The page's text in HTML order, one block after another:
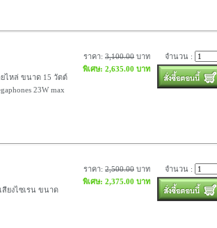
ยไหล่ ขนาด 15 วัตต์
23W max
ราคา: 3,100.00 บาท
พิเศษ: 2,635.00 บาท
จำนวน :
สียงไซเรน ขนาด
ราคา: 2,500.00 บาท
พิเศษ: 2,375.00 บาท
จำนวน :